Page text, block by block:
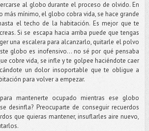
al globo durante el proceso de olvido. En
más mínimo, el globo cobra vida, se hace grande
el techo de la habitación. Es mejor que te
Si se escapa hacia arriba puede que tengas
una escalera para alcanzarlo, quitarle el polvo
globo es inofensivo... no sé por qué pensaba
cobre vida, se infle y te golpee haciéndote caer
un dolor insoportable que te obligue a
para volver a empezar.
mantenerte ocupado mientras ese globo
desinfla? Preocuparte de conseguir recuerdos
que quieras mantener, insuflarles aire nuevo,